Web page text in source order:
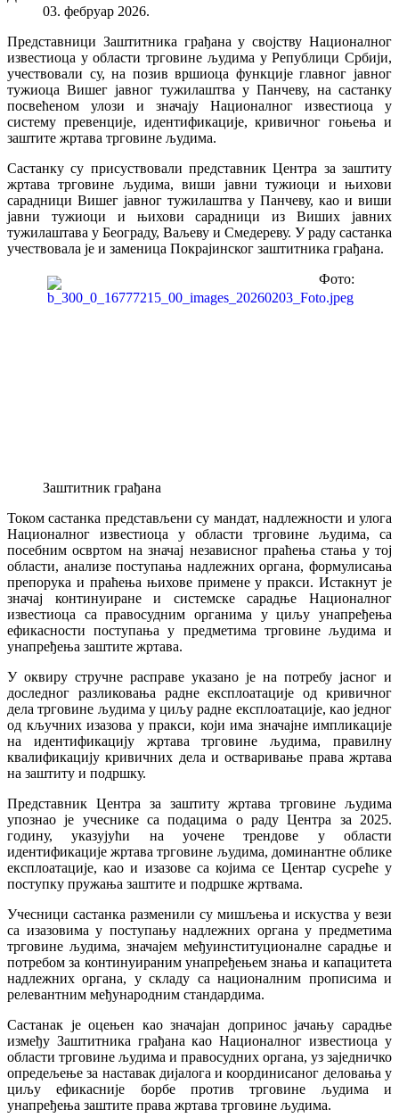
03. фебруар 2026.
Представници Заштитника грађана у својству Националног
известиоца у области трговине људима у Републици Србији,
учествовали су, на позив вршиоца функције главног јавног
тужиоца Вишег јавног тужилаштва у Панчеву, на састанку
посвећеном улози и значају Националног известиоца у
систему превенције, идентификације, кривичног гоњења и
заштите жртава трговине људима.
Састанку су присуствовали представник Центра за заштиту
жртава трговине људима, виши јавни тужиоци и њихови
сарадници Вишег јавног тужилаштва у Панчеву, као и виши
јавни тужиоци и њихови сарадници из Виших јавних
тужилаштава у Београду, Ваљеву и Смедереву. У раду састанка
учествовала је и заменица Покрајинског заштитника грађана.
Фото:
Заштитник грађана
Током састанка представљени су мандат, надлежности и улога
Националног известиоца у области трговине људима, са
посебним освртом на значај независног праћења стања у тој
области, анализе поступања надлежних органа, формулисања
препорука и праћења њихове примене у пракси. Истакнут је
значај континуиране и системске сарадње Националног
известиоца са правосудним органима у циљу унапређења
ефикасности поступања у предметима трговине људима и
унапређења заштите жртава.
У оквиру стручне расправе указано је на потребу јасног и
доследног разликовања радне експлоатације од кривичног
дела трговине људима у циљу радне експлоатације, као једног
од кључних изазова у пракси, који има значајне импликације
на идентификацију жртава трговине људима, правилну
квалификацију кривичних дела и остваривање права жртава
на заштиту и подршку.
Представник Центра за заштиту жртава трговине људима
упознао је учеснике са подацима о раду Центра за 2025.
годину, указујући на уочене трендове у области
идентификације жртава трговине људима, доминантне облике
експлоатације, као и изазове са којима се Центар сусреће у
поступку пружања заштите и подршке жртвама.
Учесници састанка разменили су мишљења и искуства у вези
са изазовима у поступању надлежних органа у предметима
трговине људима, значајем међуинституционалне сарадње и
потребом за континуираним унапређењем знања и капацитета
надлежних органа, у складу са националним прописима и
релевантним међународним стандардима.
Састанак је оцењен као значајан допринос јачању сарадње
између Заштитника грађана као Националног известиоца у
области трговине људима и правосудних органа, уз заједничко
опредељење за наставак дијалога и координисаног деловања у
циљу ефикасније борбе против трговине људима и
унапређења заштите права жртава трговине људима.